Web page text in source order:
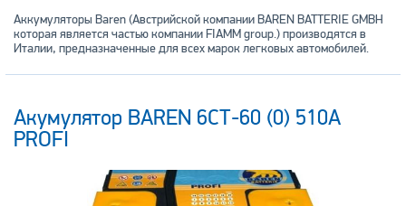
Аккумуляторы Baren (Австрийской компании BAREN BATTERIE GMBH
которая является частью компании FIAMM group.) производятся в
Италии, предназначенные для всех марок легковых автомобилей.
Акумулятор BAREN 6СТ-60 (0) 510A
PROFI